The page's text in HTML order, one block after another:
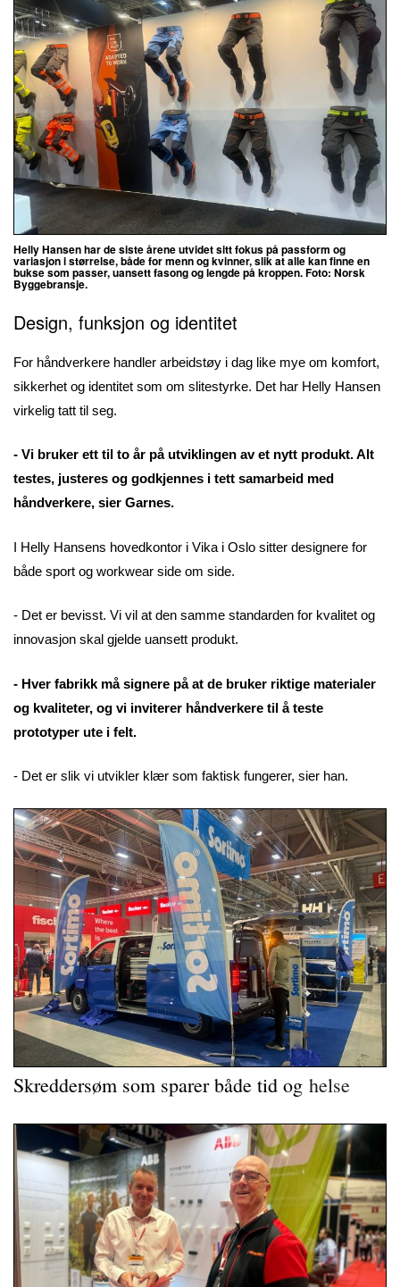
Helly Hansen har de siste årene utvidet sitt fokus på passform og
variasjon i størrelse, både for menn og kvinner, slik at alle kan finne en
bukse som passer, uansett fasong og lengde på kroppen. Foto: Norsk
Byggebransje.
Design, funksjon og identitet
For håndverkere handler arbeidstøy i dag like mye om komfort,
sikkerhet og identitet som om slitestyrke. Det har Helly Hansen
virkelig tatt til seg.
- Vi bruker ett til to år på utviklingen av et nytt produkt. Alt
testes, justeres og godkjennes i tett samarbeid med
håndverkere, sier Garnes.
I Helly Hansens hovedkontor i Vika i Oslo sitter designere for
både sport og workwear side om side.
- Det er bevisst. Vi vil at den samme standarden for kvalitet og
innovasjon skal gjelde uansett produkt.
- Hver fabrikk må signere på at de bruker riktige materialer
og kvaliteter, og vi inviterer håndverkere til å teste
prototyper ute i felt.
- Det er slik vi utvikler klær som faktisk fungerer, sier han.
Skreddersøm som sparer både tid og helse